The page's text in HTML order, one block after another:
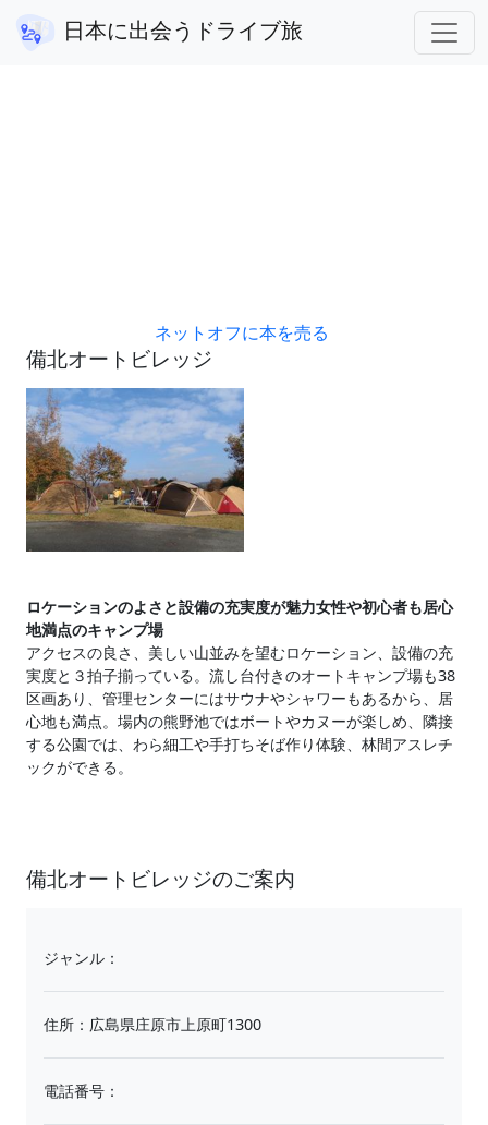
日本に出会うドライブ旅
アフィリエイト広告を利用しています。
ネットオフに本を売る
備北オートビレッジ
ロケーションのよさと設備の充実度が魅力女性や初心者も居心
地満点のキャンプ場
アクセスの良さ、美しい山並みを望むロケーション、設備の充
実度と３拍子揃っている。流し台付きのオートキャンプ場も38
区画あり、管理センターにはサウナやシャワーもあるから、居
心地も満点。場内の熊野池ではボートやカヌーが楽しめ、隣接
する公園では、わら細工や手打ちそば作り体験、林間アスレチ
ックができる。
備北オートビレッジのご案内
ジャンル：
住所：広島県庄原市上原町1300
電話番号：